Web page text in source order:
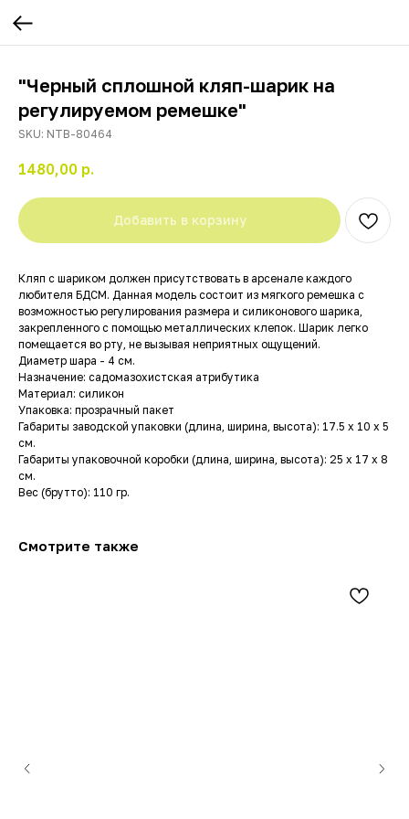
"Черный сплошной кляп-шарик на
регулируемом ремешке"
SKU: NTB-80464
1480,00 р.
Добавить в корзину
Кляп с шариком должен присутствовать в арсенале каждого
любителя БДСМ. Данная модель состоит из мягкого ремешка с
возможностью регулирования размера и силиконового шарика,
закрепленного с помощью металлических клепок. Шарик легко
помещается во рту, не вызывая неприятных ощущений.
Диаметр шара - 4 см.
Назначение: садомазохистская атрибутика
Материал: силикон
Упаковка: прозрачный пакет
Габариты заводской упаковки (длина, ширина, высота): 17.5 x 10 x 5
см.
Габариты упаковочной коробки (длина, ширина, высота): 25 x 17 x 8
см.
Вес (брутто): 110 гр.
Смотрите также